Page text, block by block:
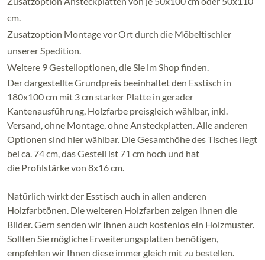
cm.
Zusatzoption Montage vor Ort durch die Möbeltischler
unserer Spedition.
Weitere 9 Gestelloptionen, die Sie im Shop finden.
Der dargestellte Grundpreis beeinhaltet den Esstisch in
180x100 cm mit 3 cm starker Platte in gerader
Kantenausführung, Holzfarbe preisgleich wählbar, inkl.
Versand, ohne Montage, ohne Ansteckplatten. Alle anderen
Optionen sind hier wählbar. Die Gesamthöhe des Tisches liegt
bei ca. 74 cm, das Gestell ist 71 cm hoch und hat
die Profilstärke von 8x16 cm.
Natürlich wirkt der Esstisch auch in allen anderen
Holzfarbtönen. Die weiteren Holzfarben zeigen Ihnen die
Bilder. Gern senden wir Ihnen auch kostenlos ein Holzmuster.
Sollten Sie mögliche Erweiterungsplatten benötigen,
empfehlen wir Ihnen diese immer gleich mit zu bestellen.